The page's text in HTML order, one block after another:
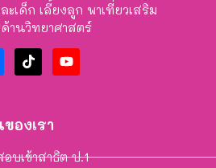
ะเด็ก เลี้ยงลูก พาเที่ยวเสริม
านวิทยาศาสตร์
องเรา
บเข้าสาธิต ป.1